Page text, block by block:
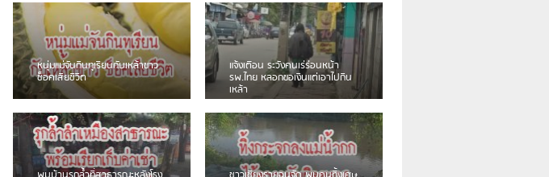
ชาวเน็ตฮา! รถเครื่องแม่สายชน
ป้ายร้านโลงศพแล้วหนี พบเสาหัก
เบรคหัก หวิดได้ใช้บริการ
เดือนร้อน! ชาวเชียงรายบ่นรถ
Isuzu สีขาวซิ่งบายพาสเสียงดัง
สร้างความรำคาญ